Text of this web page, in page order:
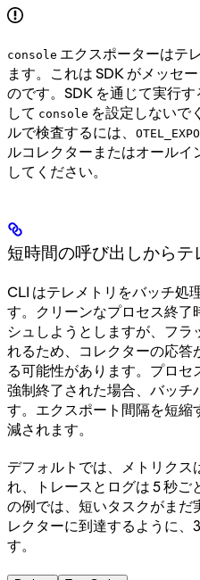
console エクスポーターはテ
ます。これは SDK がメッセ
のです。SDK を通じて実行
して console を設定しないで
ルで検査するには、
ルコレクターまたはオールイ
してください。
短時間の呼び出しからテ
CLI はテレメトリをバッチ処
す。クリーンなプロセス終了
シュしようとしますが、フラ
れるため、コレクターの応
る可能性があります。プロセ
強制終了された場合、バッチ
す。エクスポート間隔を短縮
減されます。
デフォルトでは、メトリクス
れ、トレースとログは 5 秒
の例では、短いタスクがまだ
レクターに到達するように、
す。